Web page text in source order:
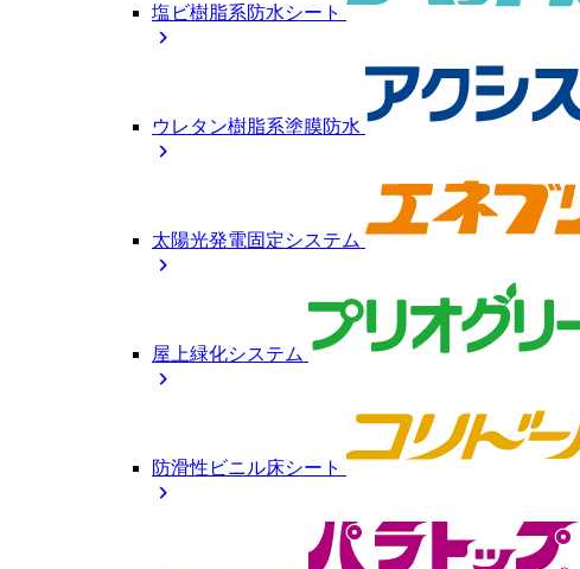
塩ビ樹脂系防水シート
chevron_right
ウレタン樹脂系塗膜防水
chevron_right
太陽光発電固定システム
chevron_right
屋上緑化システム
chevron_right
防滑性ビニル床シート
chevron_right